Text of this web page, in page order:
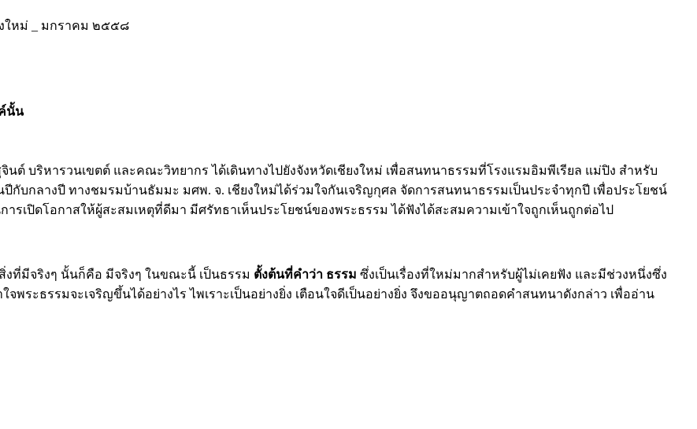
งใหม่ _ มกราคม ๒๕๕๘
นั้น
บริหารวนเขตต์ และคณะวิทยากร ได้เดินทางไปยังจังหวัดเชียงใหม่ เพื่อสนทนาธรรมที่โรงแรมอิมพีเรียล แม่ปิง สำหรับ
กับกลางปี ทางชมรมบ้านธัมมะ มศพ. จ. เชียงใหม่ได้ร่วมใจกันเจริญกุศล จัดการสนทนาธรรมเป็นประจำทุกปี เพื่อประโยชน์
รเปิดโอกาสให้ผู้สะสมเหตุที่ดีมา มีศรัทธาเห็นประโยชน์ของพระธรรม ได้ฟังได้สะสมความเข้าใจถูกเห็นถูกต่อไป
ที่มีจริงๆ นั้นก็คือ มีจริงๆ ในขณะนี้ เป็นธรรม ตั้งต้นที่คำว่า ธรรม ซึ่งเป็นเรื่องที่ใหม่มากสำหรับผู้ไม่เคยฟัง และมีช่วงหนึ่งซึ่ง
พระธรรมจะเจริญขึ้นได้อย่างไร ไพเราะเป็นอย่างยิ่ง เตือนใจดีเป็นอย่างยิ่ง จึงขออนุญาตถอดคำสนทนาดังกล่าว เพื่ออ่าน